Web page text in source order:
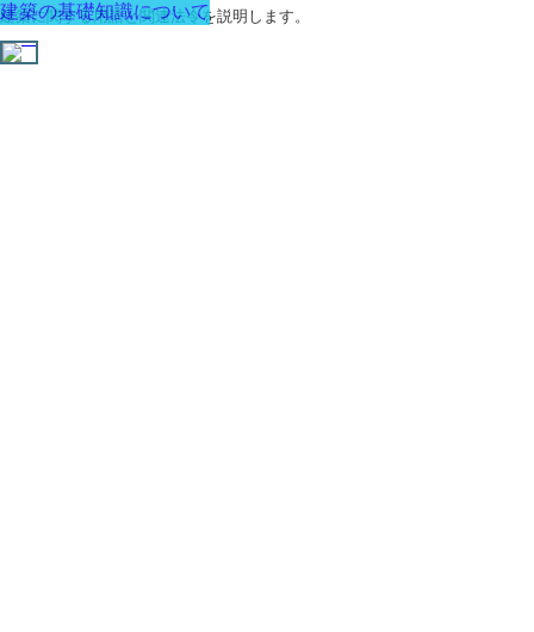
建築に関する用語と関連法令を説明します。
建築の基礎知識について